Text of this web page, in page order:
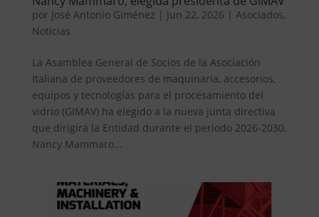
por José Antonio Giménez | Jun 22, 2026 | Asociados,
Noticias
La Asamblea General de Socios de la Asociación
Italiana de proveedores de maquinaria, accesorios,
equipos y tecnologías para el procesamiento del
vidrio (GIMAV) ha elegido a la nueva junta directiva
que dirigirá la Entidad durante el periodo 2026-2030.
Nancy Mammaro...